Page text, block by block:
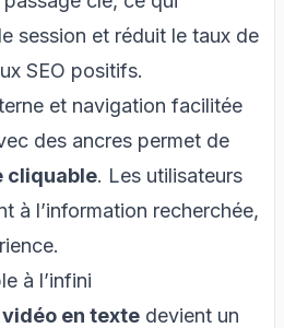
session et réduit le taux de
SEO positifs.
et navigation facilitée
des ancres permet de
cliquable. Les utilisateurs
à l’information recherchée,
à l’infini
en texte devient un